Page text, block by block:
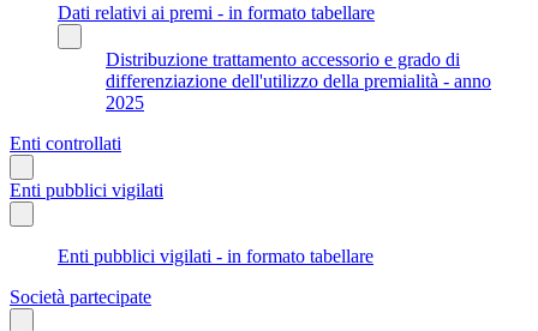
Dati relativi ai premi - in formato tabellare
Distribuzione trattamento accessorio e grado di
differenziazione dell'utilizzo della premialità - anno
2025
Enti controllati
Enti pubblici vigilati
Enti pubblici vigilati - in formato tabellare
Società partecipate